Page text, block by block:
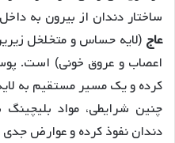
ساختار دندان از بیرون به
عاج (لایه حساس و متخلخل
اعصاب و عروق خونی) است.
کرده و یک مسیر مستقیم به
چنین شرایطی، مواد
دندان نفوذ کرده و عوارض جدی